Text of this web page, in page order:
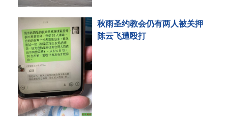
秋雨圣约教会仍有两人被关押
陈云飞遭殴打